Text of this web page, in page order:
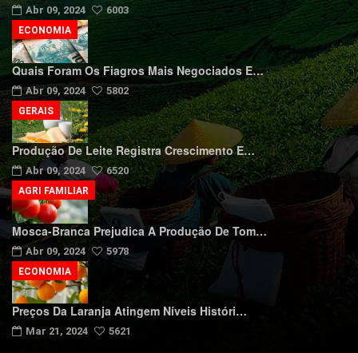
Abr 09, 2024 6003
Quais Foram Os Fiagros Mais Negociados E…
Abr 09, 2024 5802
ECONOMIA
Produção De Leite Registra Crescimento E…
Abr 09, 2024 6520
GERAIS
Mosca-Branca Prejudica A Produção De Tom…
Abr 09, 2024 5978
AGRI FAMILIAR
Preços Da Laranja Atingem Níveis Históri…
Mar 21, 2024 5621
ECONOMIA